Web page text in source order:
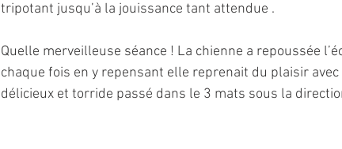
tripotant jusqu’à la jouissance tant attendue .
Quelle merveilleuse séance ! La chienne a repoussée
chaque fois en y repensant elle reprenait du plaisir
délicieux et torride passé dans le 3 mats sous la